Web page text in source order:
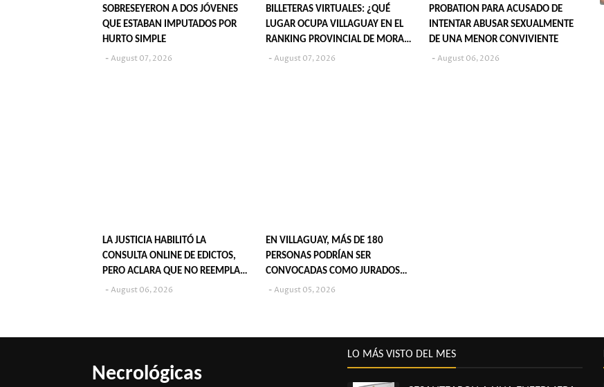
SOBRESEYERON A DOS JÓVENES
QUE ESTABAN IMPUTADOS POR
HURTO SIMPLE
August 07, 2026
BILLETERAS VIRTUALES: ¿QUÉ
LUGAR OCUPA VILLAGUAY EN EL
RANKING PROVINCIAL DE MORA
JUVENIL?
August 07, 2026
PROBATION PARA ACUSADO DE
INTENTAR ABUSAR SEXUALMENTE
DE UNA MENOR CONVIVIENTE
August 06, 2026
LA JUSTICIA HABILITÓ LA
CONSULTA ONLINE DE EDICTOS,
PERO ACLARA QUE NO REEMPLAZA
SU PUBLICACIÓN EN DIARIOS
August 06, 2026
EN VILLAGUAY, MÁS DE 180
PERSONAS PODRÍAN SER
CONVOCADAS COMO JURADOS
POPULARES EN 2027
August 05, 2026
Necrológicas
LO MÁS VISTO DEL MES